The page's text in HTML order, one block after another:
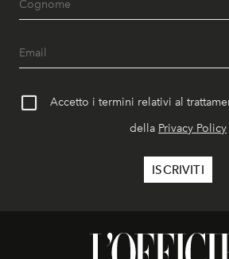
Accetto i termini relativi al
della Privacy Policy